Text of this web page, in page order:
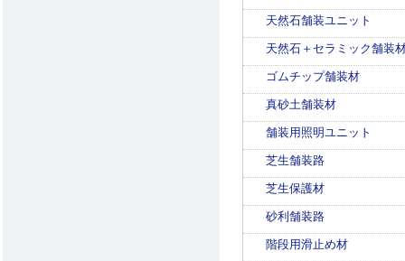
天然石舗装ユニット
天然石＋セラミック舗装
ゴムチップ舗装材
真砂土舗装材
舗装用照明ユニット
芝生舗装路
芝生保護材
砂利舗装路
階段用滑止め材